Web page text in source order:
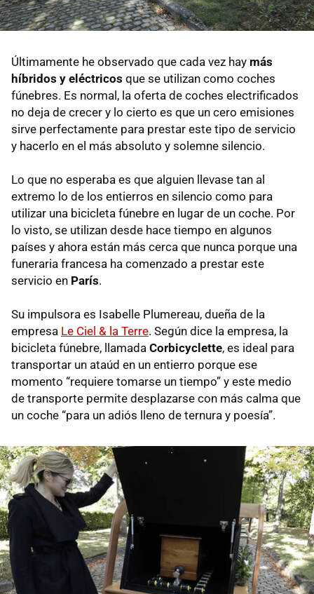
Últimamente he observado que cada vez hay más
híbridos y eléctricos que se utilizan como coches
fúnebres. Es normal, la oferta de coches electrificados
no deja de crecer y lo cierto es que un cero emisiones
sirve perfectamente para prestar este tipo de servicio
y hacerlo en el más absoluto y solemne silencio.
Lo que no esperaba es que alguien llevase tan al
extremo lo de los entierros en silencio como para
utilizar una bicicleta fúnebre en lugar de un coche. Por
lo visto, se utilizan desde hace tiempo en algunos
países y ahora están más cerca que nunca porque una
funeraria francesa ha comenzado a prestar este
servicio en París.
Su impulsora es Isabelle Plumereau, dueña de la
empresa Le Ciel & la Terre. Según dice la empresa, la
bicicleta fúnebre, llamada Corbicyclette, es ideal para
transportar un ataúd en un entierro porque ese
momento “requiere tomarse un tiempo” y este medio
de transporte permite desplazarse con más calma que
un coche “para un adiós lleno de ternura y poesía”.